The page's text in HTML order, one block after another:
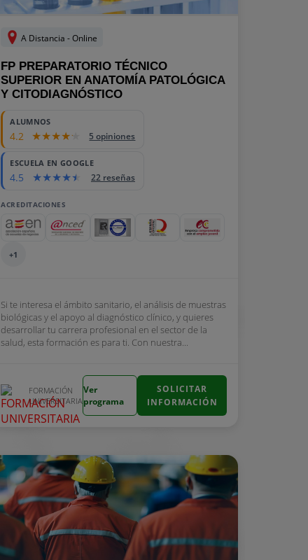
A Distancia - Online
FP PREPARATORIO TÉCNICO
SUPERIOR EN ANATOMÍA PATOLÓGICA
Y CITODIAGNÓSTICO
ALUMNOS
4.2 5 opiniones
ESCUELA EN GOOGLE
4.5 22 reseñas
ACREDITACIONES
+1
Si te interesa el ámbito sanitario, el análisis de muestras
biológicas y el apoyo al diagnóstico clínico, y quieres
desarrollar tu carrera profesional en el sector de la
salud, esta formación es para ti. Con nuestra...
FORMACIÓN
UNIVERSITARIA
Ver
programa
SOLICITAR
INFORMACIÓN